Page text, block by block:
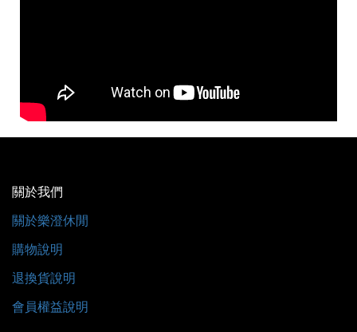
關於我們
關於樂澄休閒
購物說明
退換貨說明
會員權益說明